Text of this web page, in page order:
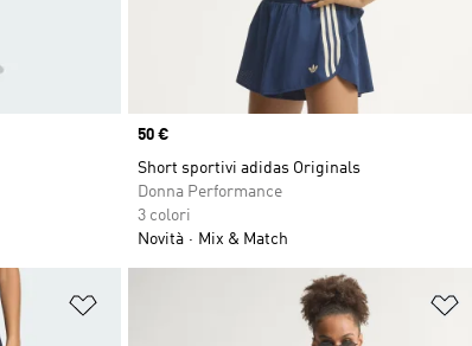
Price
50 €
Short sportivi adidas Originals
Donna Performance
3 colori
Novità
Mix & Match
Aggiungi alla lista dei desideri